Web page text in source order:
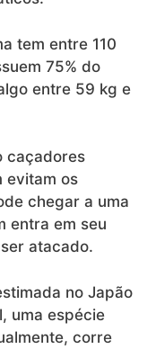
tem entre 110
75% do
entre 59 kg e
caçadores
evitam os
chegar a uma
entra em seu
atacado.
no Japão
uma espécie
corre